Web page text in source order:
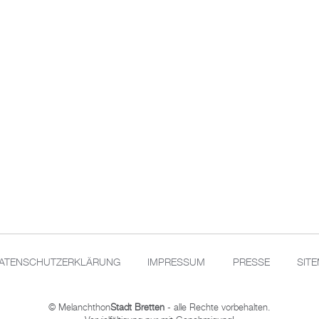
IMPRESSUM PRESSE
© MelanchthonStadt Bretten - alle Rechte vorbehalten.